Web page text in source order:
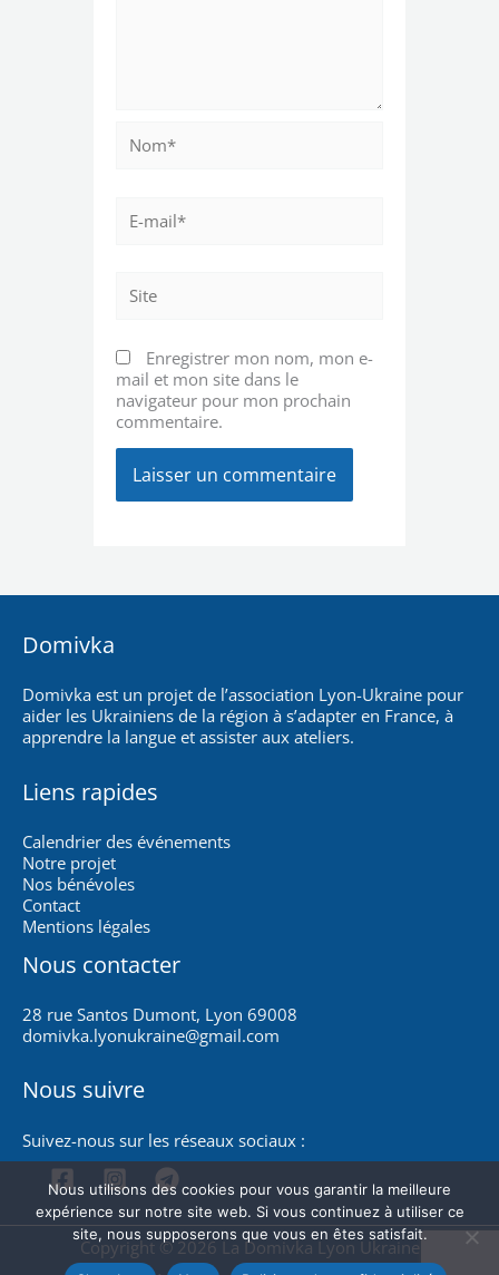
mail*
Enregistrer mon nom, mon e-
mail et mon site dans le
navigateur pour mon prochain
commentaire.
Domivka
Domivka est un projet de l’association Lyon-Ukraine pour
aider les Ukrainiens de la région à s’adapter en France, à
apprendre la langue et assister aux ateliers.
Liens rapides
Calendrier des événements
Notre projet
Nos bénévoles
Contact
Mentions légales
Nous contacter
28 rue Santos Dumont, Lyon 69008
domivka.lyonukraine@gmail.com
Nous suivre
Suivez-nous sur les réseaux sociaux :
Copyright © 2026 La Domivka Lyon Ukraine
Nous utilisons des cookies pour vous garantir la meilleure
expérience sur notre site web. Si vous continuez à utiliser ce
site, nous supposerons que vous en êtes satisfait.